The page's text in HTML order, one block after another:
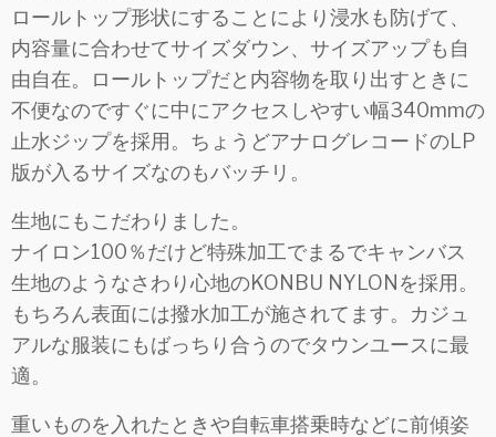
ロールトップ形状にすることにより浸水も防げて、
内容量に合わせてサイズダウン、サイズアップも自
由自在。ロールトップだと内容物を取り出すときに
不便なのですぐに中にアクセスしやすい幅340mmの
止水ジップを採用。ちょうどアナログレコードのLP
版が入るサイズなのもバッチリ。
生地にもこだわりました。
ナイロン100％だけど特殊加工でまるでキャンバス
生地のようなさわり心地のKONBU NYLONを採用。
もちろん表面には撥水加工が施されてます。カジュ
アルな服装にもばっちり合うのでタウンユースに最
適。
重いものを入れたときや自転車搭乗時などに前傾姿